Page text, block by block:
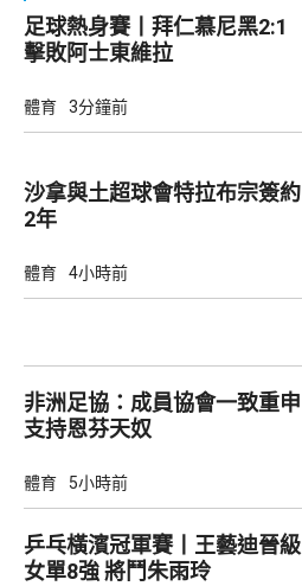
足球熱身賽丨拜仁慕尼黑2:1
擊敗阿士東維拉
體育 3分鐘前
沙拿與土超球會特拉布宗簽約
2年
體育 4小時前
非洲足協：成員協會一致重申
支持恩芬天奴
體育 5小時前
乒乓橫濱冠軍賽丨王藝迪晉級
女單8強 將鬥朱雨玲